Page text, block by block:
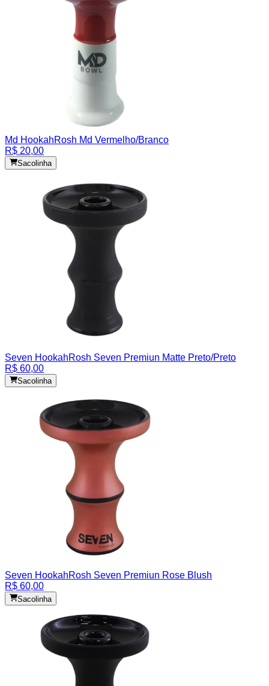
Md HookahRosh Md Vermelho/Branco
R$ 20,00
Sacolinha
Seven HookahRosh Seven Premiun Matte Preto/Preto
R$ 60,00
Sacolinha
Seven HookahRosh Seven Premiun Rose Blush
R$ 60,00
Sacolinha